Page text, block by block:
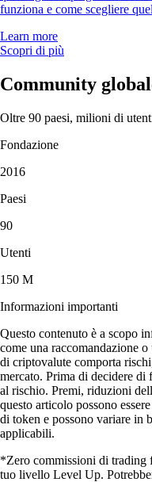
funziona e come scegliere
Learn more
Scopri di più
Community
Oltre 90 paesi, milioni di
Fondazione
2016
Paesi
90
Utenti
150 M
Informazioni importanti
Questo contenuto è a scopo
come una raccomandazione
di criptovalute comporta
mercato. Prima di decidere di
al rischio. Premi, riduzioni
questo articolo possono
di token e possono variare in
applicabili.
*Zero commissioni di trading
tuo livello Level Up.